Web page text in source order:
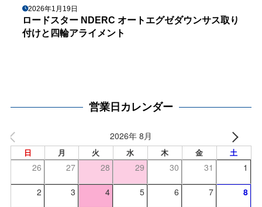
2026年1月19日
ロードスター NDERC オートエグゼダウンサス取り
付けと四輪アライメント
営業日カレンダー
2026年 8月
日 月 火 水 木 金 土
26 27 28 29 30 31 1
2 3 4 5 6 7 8